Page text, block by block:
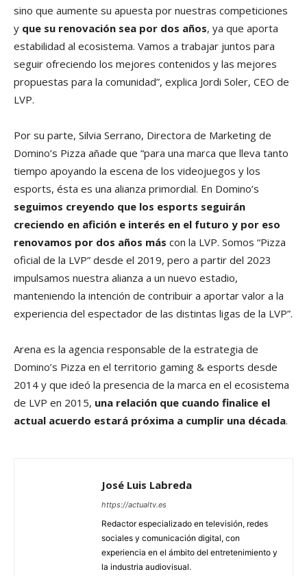
sino que aumente su apuesta por nuestras competiciones
y que su renovación sea por dos años, ya que aporta
estabilidad al ecosistema. Vamos a trabajar juntos para
seguir ofreciendo los mejores contenidos y las mejores
propuestas para la comunidad”, explica Jordi Soler, CEO de
LVP.
Por su parte, Silvia Serrano, Directora de Marketing de
Domino’s Pizza añade que “para una marca que lleva tanto
tiempo apoyando la escena de los videojuegos y los
esports, ésta es una alianza primordial. En Domino’s
seguimos creyendo que los esports seguirán
creciendo en afición e interés en el futuro y por eso
renovamos por dos años más con la LVP. Somos “Pizza
oficial de la LVP” desde el 2019, pero a partir del 2023
impulsamos nuestra alianza a un nuevo estadio,
manteniendo la intención de contribuir a aportar valor a la
experiencia del espectador de las distintas ligas de la LVP”.
Arena es la agencia responsable de la estrategia de
Domino’s Pizza en el territorio gaming & esports desde
2014 y que ideó la presencia de la marca en el ecosistema
de LVP en 2015, una relación que cuando finalice el
actual acuerdo estará próxima a cumplir una década.
José Luis Labreda
https://actualtv.es
Redactor especializado en televisión, redes
sociales y comunicación digital, con
experiencia en el ámbito del entretenimiento y
la industria audiovisual.